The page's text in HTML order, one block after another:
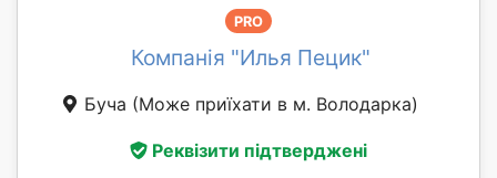
PRO
Компанія "Илья Пецик"
Буча (Може приїхати в м. Володарка)
Реквізити підтверджені